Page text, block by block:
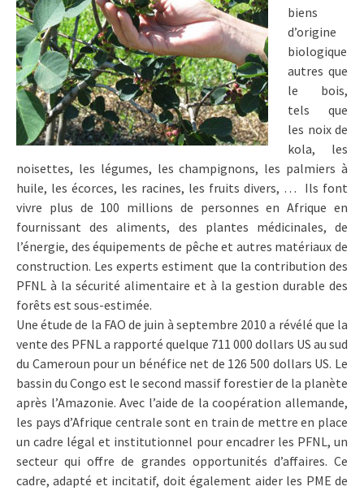
biens
d’origine
biologique
autres que
le bois,
tels que
les noix de
kola, les
noisettes, les légumes, les champignons, les palmiers à
huile, les écorces, les racines, les fruits divers, … Ils font
vivre plus de 100 millions de personnes en Afrique en
fournissant des aliments, des plantes médicinales, de
l’énergie, des équipements de pêche et autres matériaux de
construction. Les experts estiment que la contribution des
PFNL à la sécurité alimentaire et à la gestion durable des
forêts est sous-estimée.
Une étude de la FAO de juin à septembre 2010 a révélé que la
vente des PFNL a rapporté quelque 711 000 dollars US au sud
du Cameroun pour un bénéfice net de 126 500 dollars US. Le
bassin du Congo est le second massif forestier de la planète
après l’Amazonie. Avec l’aide de la coopération allemande,
les pays d’Afrique centrale sont en train de mettre en place
un cadre légal et institutionnel pour encadrer les PFNL, un
secteur qui offre de grandes opportunités d’affaires. Ce
cadre, adapté et incitatif, doit également aider les PME de